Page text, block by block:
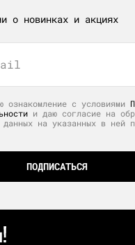
о новинках и акциях
ознакомление с условиями
и даю согласие на
данных на указанных в ней
ПОДПИСАТЬСЯ